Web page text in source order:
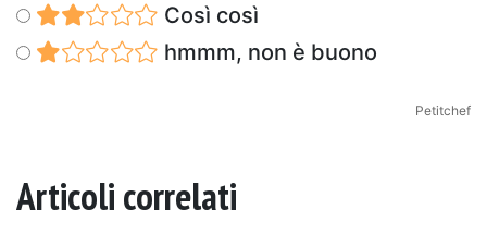
Così così
hmmm, non è buono
Petitchef
Articoli correlati